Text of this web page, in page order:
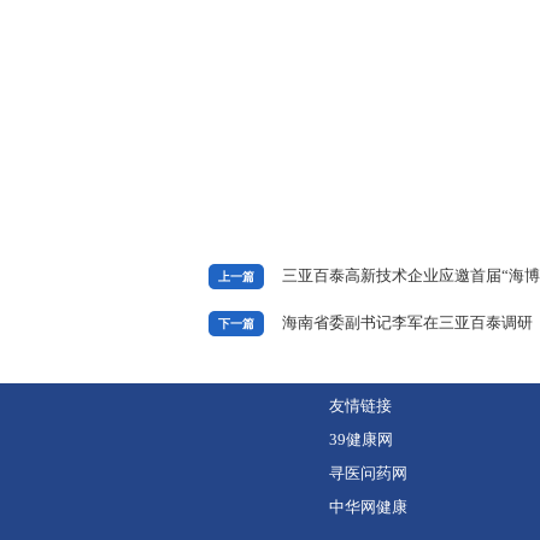
上一篇 三亚百泰高新技术企业应邀首届“海
下一篇 海南省委副书记李军在三亚百泰调研
友情链接
39健康网
寻医问药网
中华网健康